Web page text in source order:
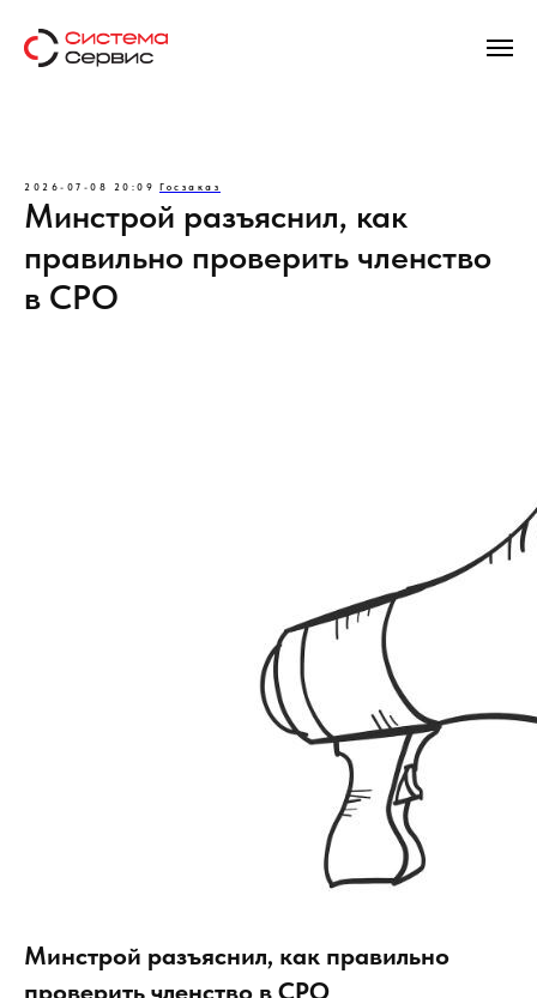
2026-07-08 20:09 Госзаказ
Минстрой разъяснил, как
правильно проверить членство
в СРО
Минстрой разъяснил, как правильно
проверить членство в СРО